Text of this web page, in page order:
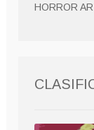
HORROR